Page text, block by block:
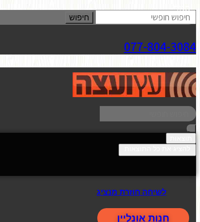
חיפוש
077-804-3084
לשיחה חוזרת מנציג
חנות אונליין
סגור